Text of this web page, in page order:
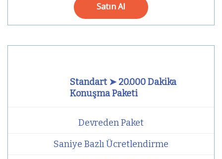
Satın Al
Standart ➤ 20.000 Dakika
Konuşma Paketi
Devreden Paket
Saniye Bazlı Ücretlendirme